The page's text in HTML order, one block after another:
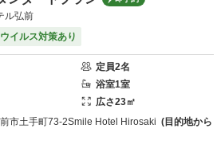
ル弘前
イルス対策あり
定員2名
浴室1室
広さ23㎡
市土手町73-2Smile Hotel Hirosaki
目的地から